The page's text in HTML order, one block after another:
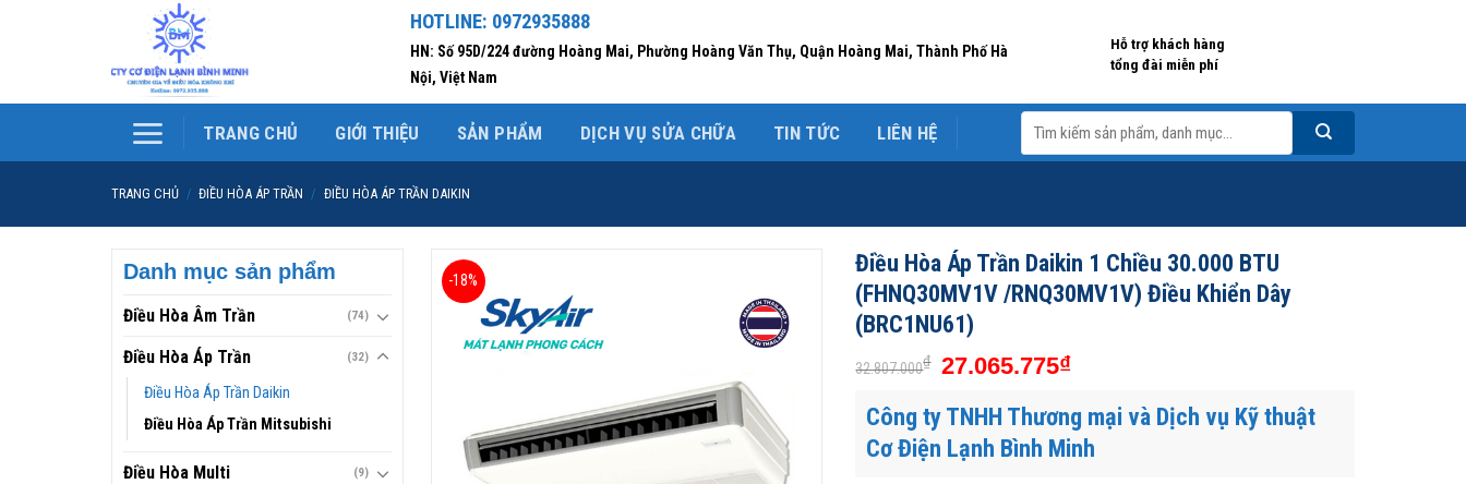
HOTLINE: 0972935888
HN: Số 95D/224 đường Hoàng Mai, Phường Hoàng Văn Thụ, Quận Hoàng Mai, Thành Phố Hà
Nội, Việt Nam
Hỗ trợ khách hàng
tổng đài miễn phí
TRANG CHỦ GIỚI THIỆU SẢN PHẨM DỊCH VỤ SỬA CHỮA TIN TỨC LIÊN HỆ
Tìm
kiếm:
TRANG CHỦ / ĐIỀU HÒA ÁP TRẦN / ĐIỀU HÒA ÁP TRẦN DAIKIN
-18%
Điều Hòa Áp Trần Daikin 1 Chiều 30.000 BTU
(FHNQ30MV1V /RNQ30MV1V) Điều Khiển Dây
(BRC1NU61)
32.807.000₫ 27.065.775₫
Công ty TNHH Thương mại và Dịch vụ Kỹ thuật
Cơ Điện Lạnh Bình Minh
Danh mục sản phẩm
Điều Hòa Âm Trần (74)
Điều Hòa Áp Trần (32)
Điều Hòa Áp Trần Daikin
Điều Hòa Áp Trần Mitsubishi
Điều Hòa Multi (9)